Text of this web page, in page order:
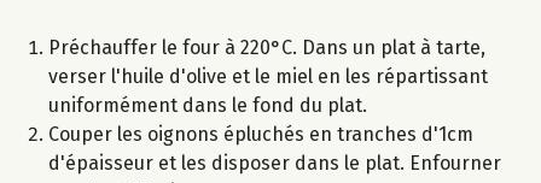
Préchauffer le four à 220°C. Dans un plat à tarte,
verser l'huile d'olive et le miel en les répartissant
uniformément dans le fond du plat.
Couper les oignons épluchés en tranches d'1cm
d'épaisseur et les disposer dans le plat. Enfourner